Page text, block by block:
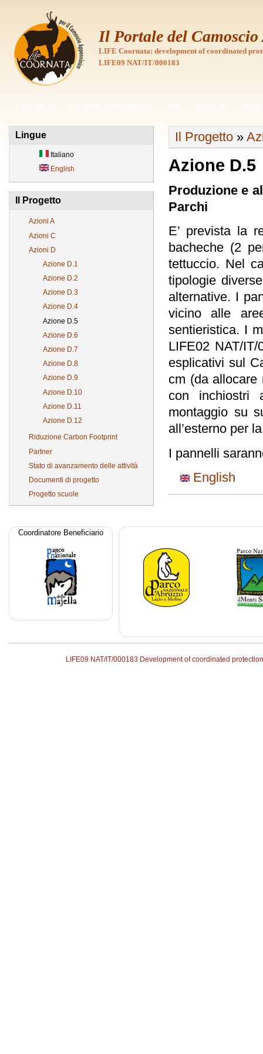
Il Portale del
LIFE Coornata: development of coordinated
LIFE09 NAT/IT/000183
Lingue
Italiano
English
Il Progetto
Azioni A
Azioni C
Azioni D
Azione D.1
Azione D.2
Azione D.3
Azione D.4
Azione D.5
Azione D.6
Azione D.7
Azione D.8
Azione D.9
Azione D.10
Azione D.11
Azione D.12
Riduzione Carbon Footprint
Partner
Stato di avanzamento delle attività
Documenti di progetto
Progetto scuole
Il Progetto »
Azione D.5
Produzione e
Parchi
E’ prevista la
bacheche (2
tettuccio. Nel
tipologie
alternative. I
vicino alle
sentieristica. I
LIFE02 NAT/
esplicativi sul
cm (da
con inchiostri
montaggio su
all’esterno per
I pannelli
English
Coordinatore Beneficiario
LIFE09 NAT/IT/000183 Development of coordinated